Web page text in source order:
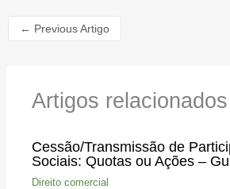
← Previous Artigo
Artigos relacionados
Cessão/Transmissão de
Sociais: Quotas ou Ações –
Direito comercial